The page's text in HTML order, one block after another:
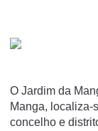
O Jardim da
Manga, localiza-
concelho e